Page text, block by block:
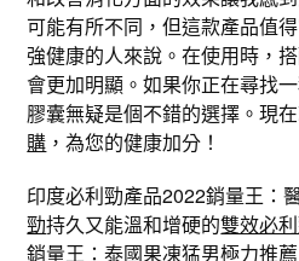
可能有所不同，但這款產品值
強健康的人來說。在使用時，
會更加明顯。如果你正在尋找
膠囊無疑是個不錯的選擇。現
購 ，為您的健康加分！
印度必利勁產品2022銷量王：
勁持久又能溫和增硬的雙效必
銷量王：泰國果凍猛男極力推薦